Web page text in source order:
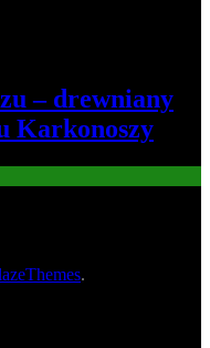
– drewniany
Karkonoszy
.